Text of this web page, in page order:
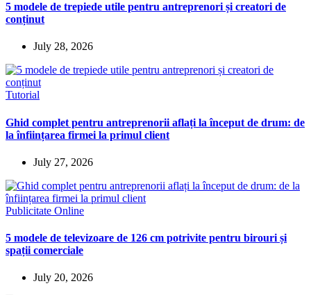
5 modele de trepiede utile pentru antreprenori și creatori de
conținut
July 28, 2026
Tutorial
Ghid complet pentru antreprenorii aflați la început de drum: de
la înființarea firmei la primul client
July 27, 2026
Publicitate Online
5 modele de televizoare de 126 cm potrivite pentru birouri și
spații comerciale
July 20, 2026